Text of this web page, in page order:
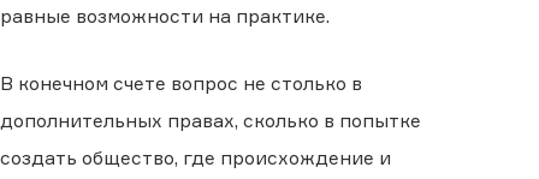
равные возможности на практике.
В конечном счете вопрос не столько в
дополнительных правах, сколько в попытке
создать общество, где происхождение и